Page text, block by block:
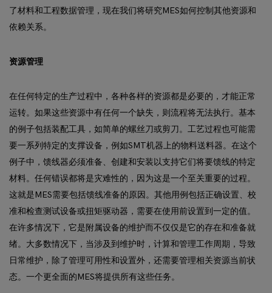
了材料和工程数据管理，现在我们将研究MES如何控制其他资源和
依赖关系。
资源管理
在任何特定的生产过程中，各种各样的资源都是必要的，才能正常
运转。如果这些资源中有任何一个缺失，则流程将无法执行。基本
的例子包括装配工具，如简单的螺丝刀或剪刀。工艺过程也可能需
要一系列特定的支撑设备，例如SMT机器上的物料送料器。在这个
例子中，馈线器必须准备、创建和安装以支持它们将要馈线的特定
材料。任何错误都将是灾难性的，因为这是一个至关重要的过程。
这就是MES需要包括馈线准备的原因。其他用例包括正确设置、校
准和检查测试设备或扭矩驱动器，需要在使用前设置到一定的值。
在许多情况下，它是附属设备的维护而不仅仅是它的存在和准备就
绪。大多数情况下，当涉及到维护时，计算和管理工作周期，导致
日常维护，除了管理可用性和设置外，还需要管理相关资源当前状
态。一个更全面的MES将提供所有这些任务。